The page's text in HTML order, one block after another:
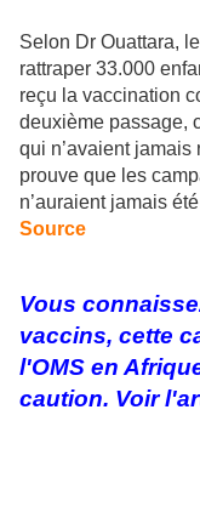
Selon Dr Ouattara,
rattraper 33.000
reçu la vaccination
deuxième passage,
qui n’avaient
prouve que les
n’auraient jamais
Source
Vous
vaccins, cette
l'OMS en
caution. Voir